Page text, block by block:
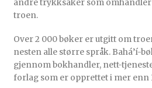
andre trykksaker som omhandler
troen.
Over 2 000 bøker er utgitt om
nesten alle større språk. Bahá’í-
gjennom bokhandler, nett-
forlag som er opprettet i mer enn